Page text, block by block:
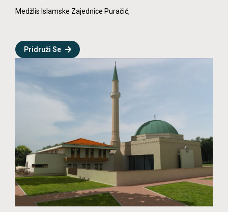
Medžlis Islamske Zajednice Puračić,
Pridruži Se